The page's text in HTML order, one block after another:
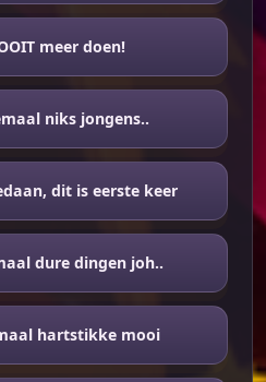
meer doen!
niks jongens..
dit is eerste keer
dure dingen joh..
hartstikke mooi